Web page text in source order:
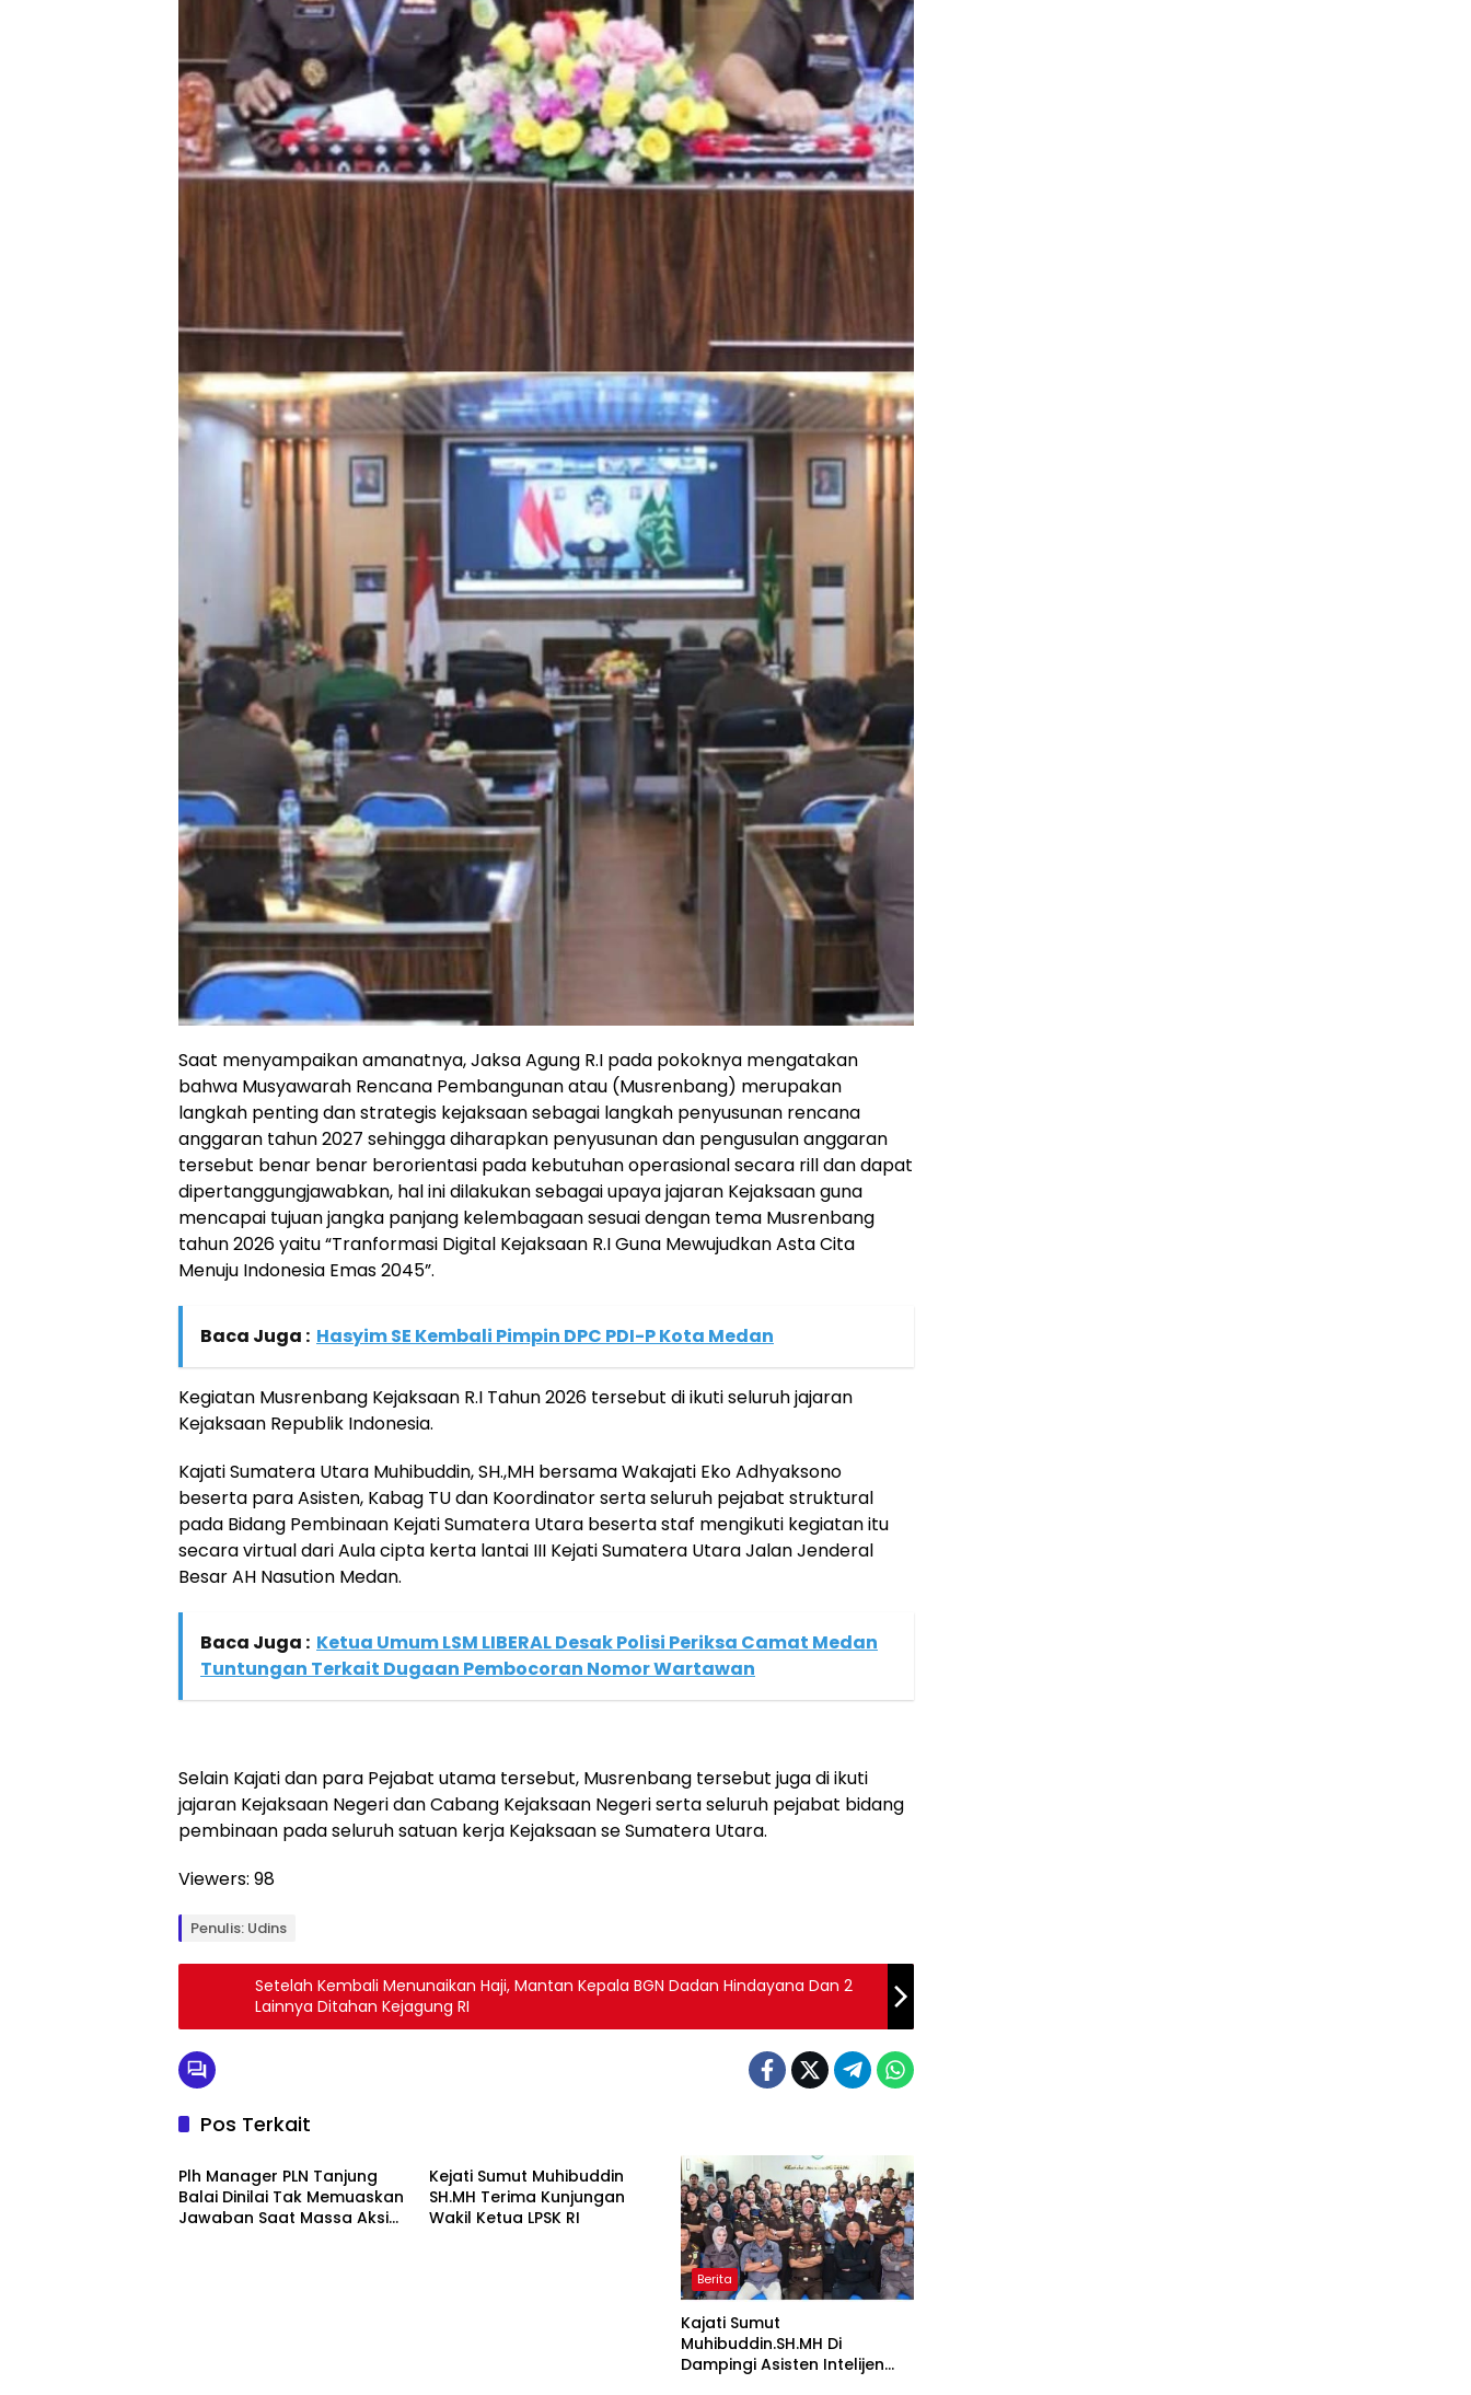
Saat menyampaikan amanatnya, Jaksa Agung R.I pada pokoknya mengatakan
bahwa Musyawarah Rencana Pembangunan atau (Musrenbang) merupakan
langkah penting dan strategis kejaksaan sebagai langkah penyusunan rencana
anggaran tahun 2027 sehingga diharapkan penyusunan dan pengusulan anggaran
tersebut benar benar berorientasi pada kebutuhan operasional secara rill dan dapat
dipertanggungjawabkan, hal ini dilakukan sebagai upaya jajaran Kejaksaan guna
mencapai tujuan jangka panjang kelembagaan sesuai dengan tema Musrenbang
tahun 2026 yaitu “Tranformasi Digital Kejaksaan R.I Guna Mewujudkan Asta Cita
Menuju Indonesia Emas 2045”.
Baca Juga : Hasyim SE Kembali Pimpin DPC PDI-P Kota Medan
Kegiatan Musrenbang Kejaksaan R.I Tahun 2026 tersebut di ikuti seluruh jajaran
Kejaksaan Republik Indonesia.
Kajati Sumatera Utara Muhibuddin, SH.,MH bersama Wakajati Eko Adhyaksono
beserta para Asisten, Kabag TU dan Koordinator serta seluruh pejabat struktural
pada Bidang Pembinaan Kejati Sumatera Utara beserta staf mengikuti kegiatan itu
secara virtual dari Aula cipta kerta lantai III Kejati Sumatera Utara Jalan Jenderal
Besar AH Nasution Medan.
Baca Juga : Ketua Umum LSM LIBERAL Desak Polisi Periksa Camat Medan
Tuntungan Terkait Dugaan Pembocoran Nomor Wartawan
Selain Kajati dan para Pejabat utama tersebut, Musrenbang tersebut juga di ikuti
jajaran Kejaksaan Negeri dan Cabang Kejaksaan Negeri serta seluruh pejabat bidang
pembinaan pada seluruh satuan kerja Kejaksaan se Sumatera Utara.
Viewers: 98
Penulis: Udins
Setelah Kembali Menunaikan Haji, Mantan Kepala BGN Dadan Hindayana Dan 2
Lainnya Ditahan Kejagung RI
Pos Terkait
Berita
Plh Manager PLN Tanjung
Balai Dinilai Tak Memuaskan
Jawaban Saat Massa Aksi
Kejati Sumut Muhibuddin
SH.MH Terima Kunjungan
Wakil Ketua LPSK RI
Berita
Kajati Sumut
Muhibuddin.SH.MH Di
Dampingi Asisten Intelijen
Berita